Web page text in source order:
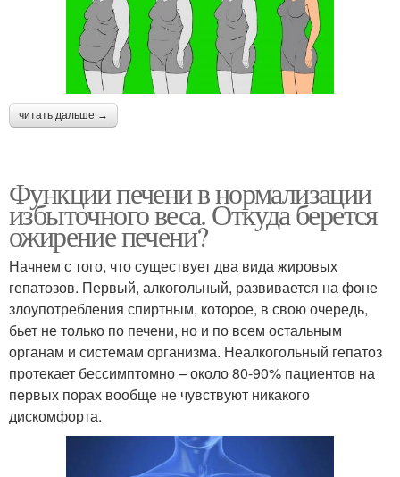
читать дальше →
Функции печени в нормализации
избыточного веса. Откуда берется
ожирение печени?
Начнем с того, что существует два вида жировых
гепатозов. Первый, алкогольный, развивается на фоне
злоупотребления спиртным, которое, в свою очередь,
бьет не только по печени, но и по всем остальным
органам и системам организма. Неалкогольный гепатоз
протекает бессимптомно – около 80-90% пациентов на
первых порах вообще не чувствуют никакого
дискомфорта.